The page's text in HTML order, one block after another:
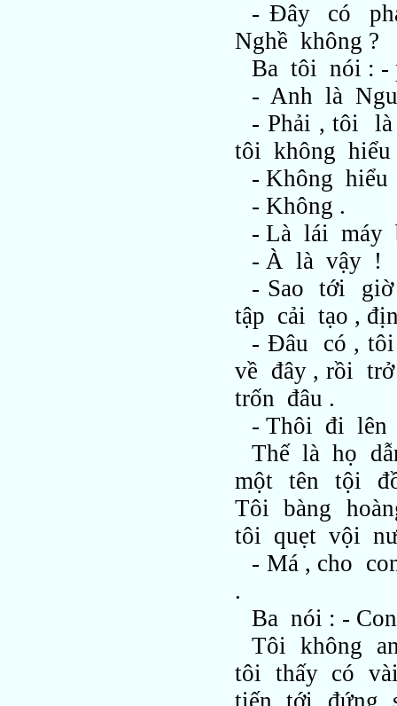
- Đây có
Nghề không ?
Ba tôi nói : -
- Anh là
- Phải , tôi
tôi không hiểu
- Không
- Không .
- Là lái máy
- À là vậy !
- Sao tới
tập cải tạo ,
- Đâu có ,
về đây , rồi
trốn đâu .
- Thôi đi lên
Thế là họ
một tên tội
Tôi bàng
tôi quẹt vội
- Má , cho
.
Ba nói : -
Tôi không
tôi thấy có
tiến tới đứng